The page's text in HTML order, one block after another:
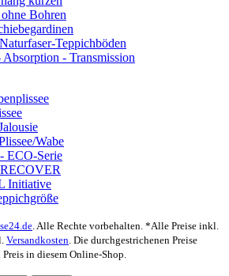
Bohren
Teppichböden
- Transmission
Wabe
ECO-Serie
Initiative
. Alle Rechte vorbehalten. *Alle Preise inkl.
Versandkosten . Die durchgestrichenen Preise
in diesem Online-Shop.